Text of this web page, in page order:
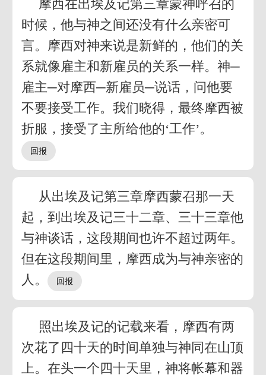
摩西在出埃及记第三章蒙神呼召的
时候，他与神之间还没有什么亲密可
言。摩西对神来说是新鲜的，他们的关
系就像雇主和新雇员的关系一样。神─
雇主─对摩西─新雇员─说话，问他要
不要接受工作。我们晓得，最终摩西被
折服，接受了主所给他的‘工作’。
从出埃及记第三章摩西蒙召那一天
起，到出埃及记三十二章、三十三章他
与神谈话，这段期间也许不超过两年。
但在这段期间里，摩西成为与神亲密的
人。
照出埃及记的记载来看，摩西有两
次花了四十天的时间单独与神同在山顶
上。在头一个四十天里，神将帐幕和器